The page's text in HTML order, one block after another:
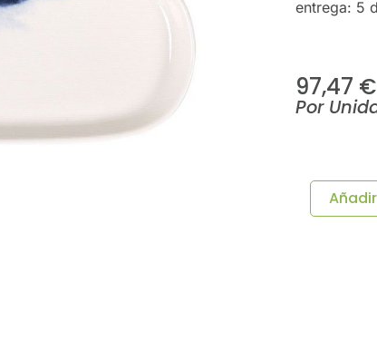
entrega: 5
97,47 €
Por
HYGGE
MARMARA